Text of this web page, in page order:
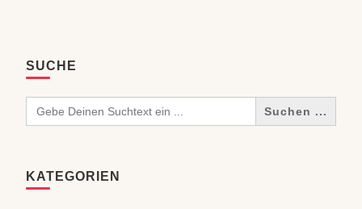
SUCHE
Search
for:
KATEGORIEN